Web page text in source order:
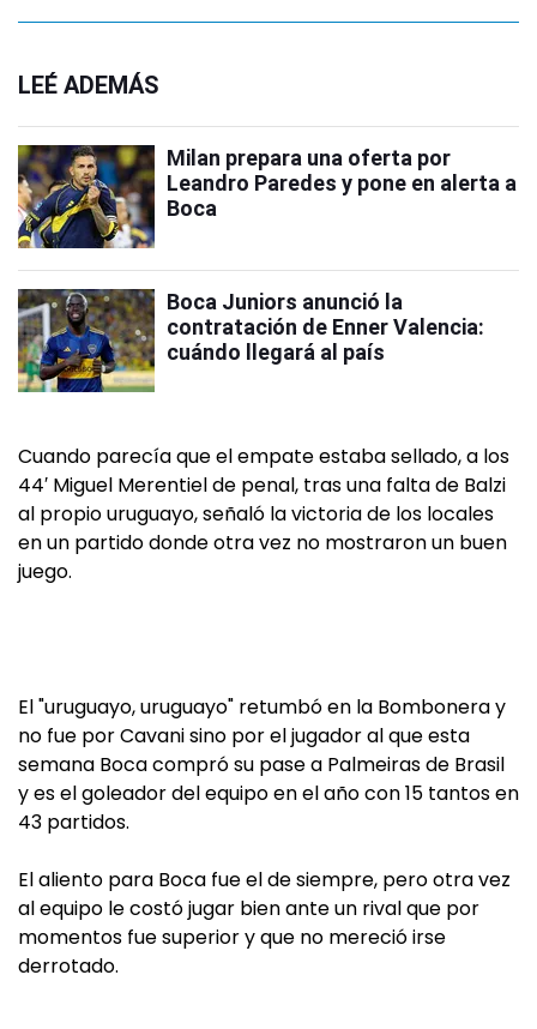
LEÉ ADEMÁS
Milan prepara una oferta por
Leandro Paredes y pone en alerta a
Boca
Boca Juniors anunció la
contratación de Enner Valencia:
cuándo llegará al país
Cuando parecía que el empate estaba sellado, a los
44′ Miguel Merentiel de penal, tras una falta de Balzi
al propio uruguayo, señaló la victoria de los locales
en un partido donde otra vez no mostraron un buen
juego.
El "uruguayo, uruguayo" retumbó en la Bombonera y
no fue por Cavani sino por el jugador al que esta
semana Boca compró su pase a Palmeiras de Brasil
y es el goleador del equipo en el año con 15 tantos en
43 partidos.
El aliento para Boca fue el de siempre, pero otra vez
al equipo le costó jugar bien ante un rival que por
momentos fue superior y que no mereció irse
derrotado.